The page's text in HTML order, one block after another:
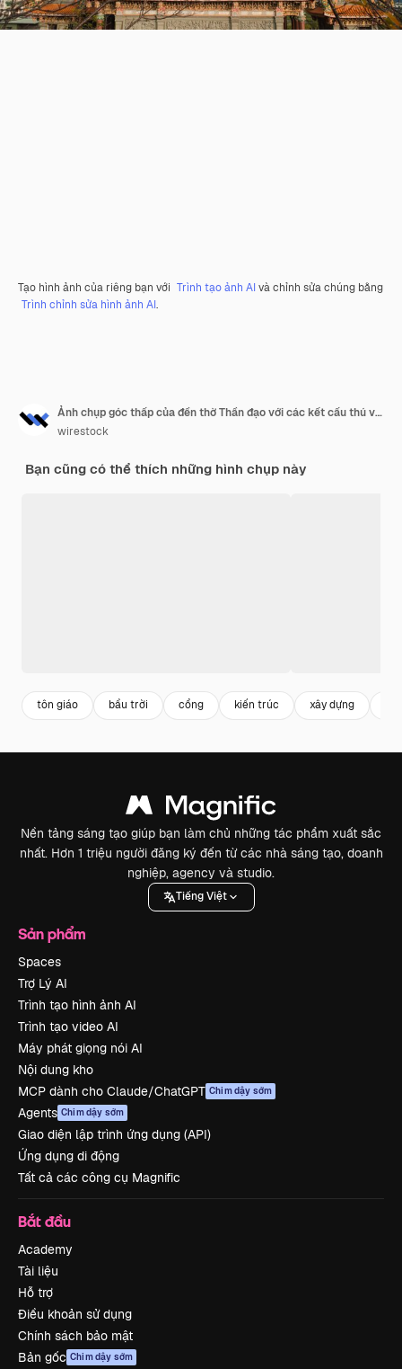
Tạo hình ảnh của riêng bạn với Trình tạo ảnh AIvà chỉnh sửa chúng bằng
Trình chỉnh sửa hình ảnh AI.
Ảnh chụp góc thấp của đền thờ Thần đạo với các kết cấu thú vị dưới bầu trời quang đãng
wirestock
Bạn cũng có thể thích những hình chụp này
tôn giáo bầu trời cổng kiến trúc xây dựng
Nền tảng sáng tạo giúp bạn làm chủ những tác phẩm xuất sắc
nhất. Hơn 1 triệu người đăng ký đến từ các nhà sáng tạo, doanh
nghiệp, agency và studio.
Tiếng Việt
Sản phẩm
Spaces
Trợ Lý AI
Trình tạo hình ảnh AI
Trình tạo video AI
Máy phát giọng nói AI
Nội dung kho
MCP dành cho Claude/ChatGPT Chim dậy sớm
Agents Chim dậy sớm
Giao diện lập trình ứng dụng (API)
Ứng dụng di động
Tất cả các công cụ Magnific
Bắt đầu
Academy
Tài liệu
Hỗ trợ
Điều khoản sử dụng
Chính sách bảo mật
Bản gốc Chim dậy sớm